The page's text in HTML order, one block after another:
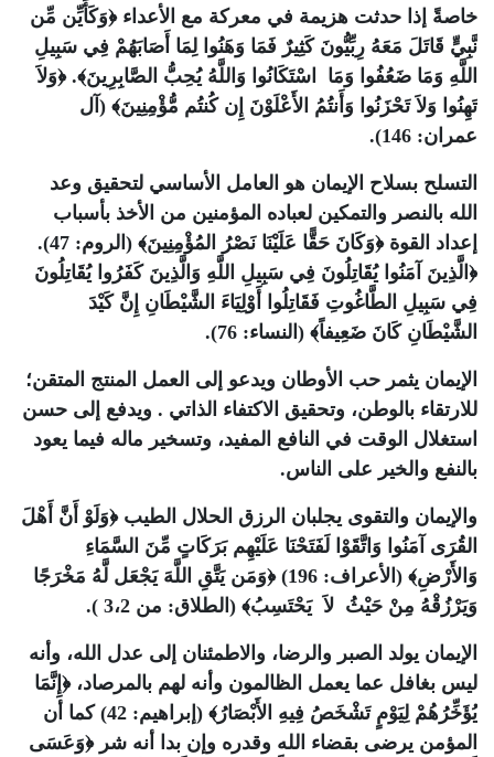
خاصةً إذا حدثت هزيمة في معركة مع الأعداء ﴿وَكَأَيِّن مِّن
نَّبِيٍّ قَاتَلَ مَعَهُ رِبِّيُّونَ كَثِيرٌ فَمَا وَهَنُوا لِمَا أَصَابَهُمْ فِي سَبِيلِ
اللَّهِ وَمَا ضَعُفُوا وَمَا اسْتَكَانُوا وَاللَّهُ يُحِبُّ الصَّابِرِينَ﴾. ﴿وَلاَ
تَهِنُوا وَلاَ تَحْزَنُوا وَأَنتُمُ الأَعْلَوْنَ إِن كُنتُم مُّؤْمِنِينَ﴾ (آل
عمران: 146).
التسلح بسلاح الإيمان هو العامل الأساسي لتحقيق وعد
الله بالنصر والتمكين لعباده المؤمنين من الأخذ بأسباب
إعداد القوة ﴿وَكَانَ حَقًّا عَلَيْنَا نَصْرُ المُؤْمِنِينَ﴾ (الروم: 47).
﴿الَّذِينَ آمَنُوا يُقَاتِلُونَ فِي سَبِيلِ اللَّهِ وَالَّذِينَ كَفَرُوا يُقَاتِلُونَ
فِي سَبِيلِ الطَّاغُوتِ فَقَاتِلُوا أَوْلِيَاءَ الشَّيْطَانِ إِنَّ كَيْدَ
الشَّيْطَانِ كَانَ ضَعِيفاً﴾ (النساء: 76).
الإيمان يثمر حب الأوطان ويدعو إلى العمل المنتج المتقن؛
للارتقاء بالوطن، وتحقيق الاكتفاء الذاتي . ويدفع إلى حسن
استغلال الوقت في النافع المفيد، وتسخير ماله فيما يعود
بالنفع والخير على الناس.
والإيمان والتقوى يجلبان الرزق الحلال الطيب ﴿وَلَوْ أَنَّ أَهْلَ
القُرَى آمَنُوا وَاتَّقَوْا لَفَتَحْنَا عَلَيْهِم بَرَكَاتٍ مِّنَ السَّمَاءِ
وَالأَرْضِ﴾ (الأعراف: 196) ﴿وَمَن يَتَّقِ اللَّهَ يَجْعَل لَّهُ مَخْرَجًا
وَيَرْزُقْهُ مِنْ حَيْثُ لاَ يَحْتَسِبُ﴾ (الطلاق: من 3،2 ).
الإيمان يولد الصبر والرضا، والاطمئنان إلى عدل الله، وأنه
ليس بغافل عما يعمل الظالمون وأنه لهم بالمرصاد، ﴿إِنَّمَا
يُؤَخِّرُهُمْ لِيَوْمٍ تَشْخَصُ فِيهِ الأَبْصَارُ﴾ (إبراهيم: 42) كما أن
المؤمن يرضى بقضاء الله وقدره وإن بدا أنه شر ﴿وَعَسَى